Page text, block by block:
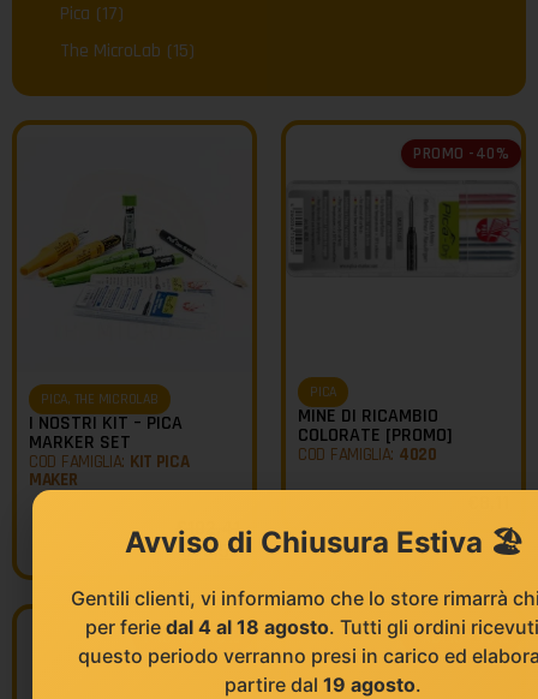
Pica (17)
The MicroLab (15)
PICA, THE MICROLAB
I NOSTRI KIT – PICA
MARKER SET
COD FAMIGLIA: KIT PICA
MAKER
€ 102,41
€75,52
PROMO -40%
PICA
MINE DI RICAMBIO
COLORATE [PROMO]
COD FAMIGLIA: 4020
PROMO -40% PROMO -40%
Avviso di Chiusura Estiva 🏖️
Gentili clienti, vi informiamo che lo store rimarrà
per ferie dal 4 al 18 agosto. Tutti gli ordini
questo periodo verranno presi in carico ed
partire dal 19 agosto.